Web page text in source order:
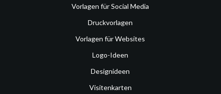
Vorlagen für Social Media
Druckvorlagen
Vorlagen für Websites
Logo-Ideen
Designideen
Visitenkarten